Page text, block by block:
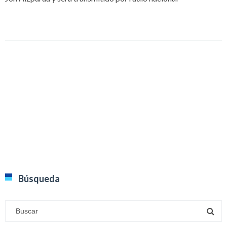
Búsqueda